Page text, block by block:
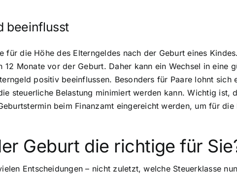
beeinflusst
die Höhe des Elterngeldes nach der Geburt eines
Monate vor der Geburt. Daher kann ein Wechsel in eine
positiv beeinflussen. Besonders für Paare lohnt sich
steuerliche Belastung minimiert werden kann. Wichtig ist,
beim Finanzamt eingereicht werden, um für
Geburt die richtige für
Entscheidungen – nicht zuletzt, welche Steuerklasse